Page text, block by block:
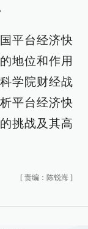
平台经济快
地位和作用
学院财经战
平台经济快
挑战及其高
[ 责编：陈锐海 ]